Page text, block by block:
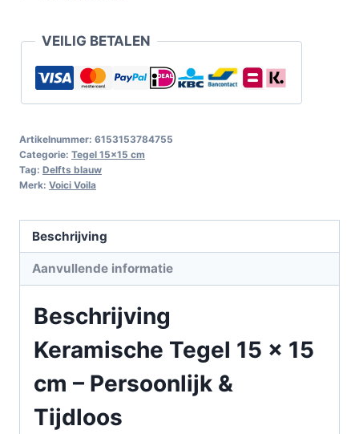
VEILIG BETALEN
Artikelnummer: 6153153784755
Categorie: Tegel 15x15 cm
Tag: Delfts blauw
Merk: Voici Voila
Beschrijving
Aanvullende informatie
Beschrijving
Keramische Tegel 15 x 15
cm – Persoonlijk &
Tijdloos